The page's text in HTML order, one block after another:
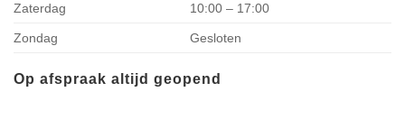
Zaterdag 10:00 – 17:00
Zondag Gesloten
Op afspraak altijd geopend